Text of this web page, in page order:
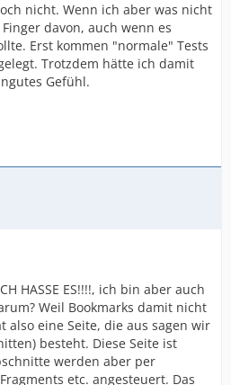
nicht. Wenn ich aber was nicht
davon, auch wenn es
Erst kommen "normale" Tests
Trotzdem hätte ich damit
Gefühl.
HASSE ES!!!!, ich bin aber auch
Weil Bookmarks damit nicht
also eine Seite, die aus sagen wir
besteht. Diese Seite ist
werden aber per
etc. angesteuert. Das